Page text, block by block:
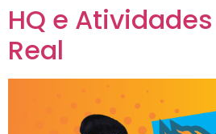
HQ e
Real